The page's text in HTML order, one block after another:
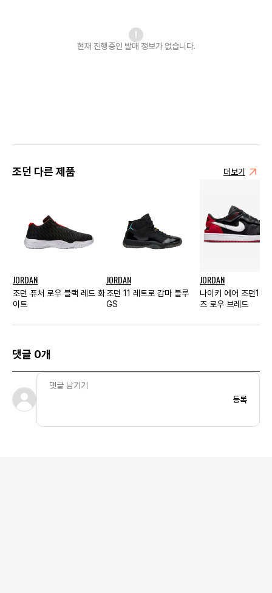
현재 진행중인 발매 정보가 없습니다.
조던 다른 제품 더보기
JORDAN
조던 퓨처 로우 블랙 레드 화
이트
JORDAN
조던 11 레트로 감마 블루
GS
JORDAN
나이키 에어 조던1 플
즈 로우 브레드
댓글 0개
등록